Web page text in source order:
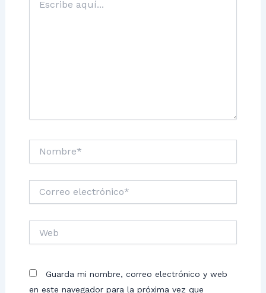
aquí...
electrónico*
Guarda mi nombre, correo electrónico y web
en este navegador para la próxima vez que